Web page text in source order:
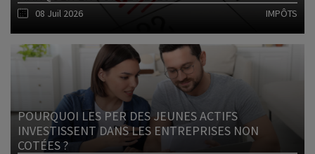
08 Juil 2026 IMPÔTS
Lire l'article
POURQUOI LES PER DES JEUNES ACTIFS
INVESTISSENT DANS LES ENTREPRISES NON
COTÉES ?